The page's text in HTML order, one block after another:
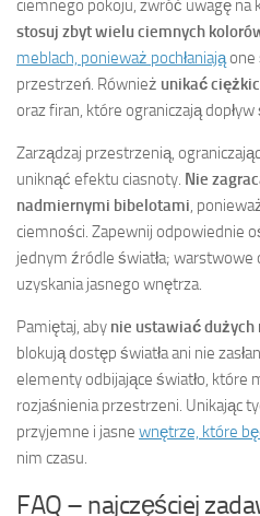
ciemnego pokoju, zwróć uwagę na
stosuj zbyt wielu ciemnych
meblach, ponieważ pochłaniająone
przestrzeń. Również unikać
oraz firan, które ograniczają dopływ
Zarządzaj przestrzenią,
uniknąć efektu ciasnoty. Nie
nadmiernymi bibelotami ,
ciemności. Zapewnij odpowiednie
jednym źródle światła;
uzyskania jasnego wnętrza.
Pamiętaj, aby nie ustawiać dużych
blokują dostęp światła ani nie
elementy odbijające światło, które
rozjaśnienia przestrzeni. Unikając
przyjemne i jasne wnętrze, które
nim czasu.
FAQ – najczęściej